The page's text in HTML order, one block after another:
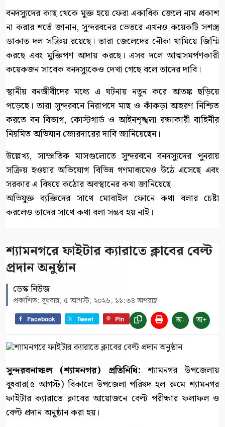
বনদস্যুদের কাছ থেকে মুক্ত হয়ে ফেরা একাধিক জেলে নাম প্রকাশ
না করার শর্তে জানান, সুন্দরবনের ভেতরে এখনও কয়েকটি সশস্ত্র
ডাকাত দল সক্রিয় রয়েছে। তারা জেলেদের নৌকা থামিয়ে জিম্মি
করছে এবং মুক্তিপণ আদায় করছে। এসব দলে আত্মসমর্পণকারী
কয়েকজন সাবেক বনদস্যুকেও দেখা গেছে বলে তাদের দাবি।
স্থানীয় বনজীবীদের মধ্যে এ ঘটনায় নতুন করে আতঙ্ক ছড়িয়ে
পড়েছে। তারা সুন্দরবনে নিরাপদে মাছ ও কাঁকড়া আহরণ নিশ্চিত
করতে বন বিভাগ, কোস্টগার্ড ও আইনশৃঙ্খলা রক্ষাকারী বাহিনীর
নিয়মিত অভিযান জোরদারের দাবি জানিয়েছেন।
উল্লেখ্য, সাম্প্রতিক মাসগুলোতে সুন্দরবনে বনদস্যুদের পুনরায়
সক্রিয় হওয়ার অভিযোগ বিভিন্ন গণমাধ্যমেও উঠে এসেছে এবং
সরকার এ বিষয়ে কঠোর অবস্থানের কথা জানিয়েছে।
অভিযুক্ত ব্যক্তিদের সাথে মোবাইল ফোনে কথা বলার চেষ্টা
করলেও তাদের সাথে কথা বলা সম্ভব হয় নাই।
শ্যামনগরে ফাইটার ক্যারাতে ক্লাবের বেল্ট
প্রদান অনুষ্ঠান
ডেস্ক নিউজ
প্রকাশিত: বুধবার, ৫ আগস্ট, ২০২৬, ১১:৩৪ অপরাহ্ণ
Facebook Tweet Pin অ- অ+
সুন্দরবনাঞ্চল (শ্যামনগর) প্রতিনিধি: শ্যামনগর উপজেলায়
বুধবার(৫ আগস্ট) বিকালে উপজেলা পরিষদ হল রুমে শ্যামনগর
ফাইটার ক্যারাতে ক্লাবের আয়োজনে বেল্ট পরীক্ষার ফলাফল ও
বেল্ট প্রদান অনুষ্ঠান করা হয়।